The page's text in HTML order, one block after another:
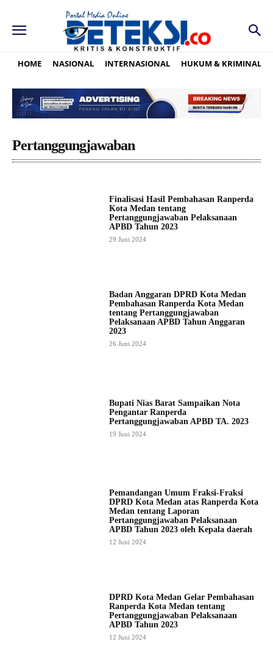
HOME NASIONAL INTERNASIONAL HUKUM & KRIMINAL
Pertanggungjawaban
Finalisasi Hasil Pembahasan Ranperda
Kota Medan tentang
Pertanggungjawaban Pelaksanaan
APBD Tahun 2023
29 Juni 2024
Badan Anggaran DPRD Kota Medan
Pembahasan Ranperda Kota Medan
tentang Pertanggungjawaban
Pelaksanaan APBD Tahun Anggaran
2023
26 Juni 2024
Bupati Nias Barat Sampaikan Nota
Pengantar Ranperda
Pertanggungjawaban APBD TA. 2023
19 Juni 2024
Pemandangan Umum Fraksi-Fraksi
DPRD Kota Medan atas Ranperda Kota
Medan tentang Laporan
Pertanggungjawaban Pelaksanaan
APBD Tahun 2023 oleh Kepala daerah
12 Juni 2024
DPRD Kota Medan Gelar Pembahasan
Ranperda Kota Medan tentang
Pertanggungjawaban Pelaksanaan
APBD Tahun 2023
12 Juni 2024